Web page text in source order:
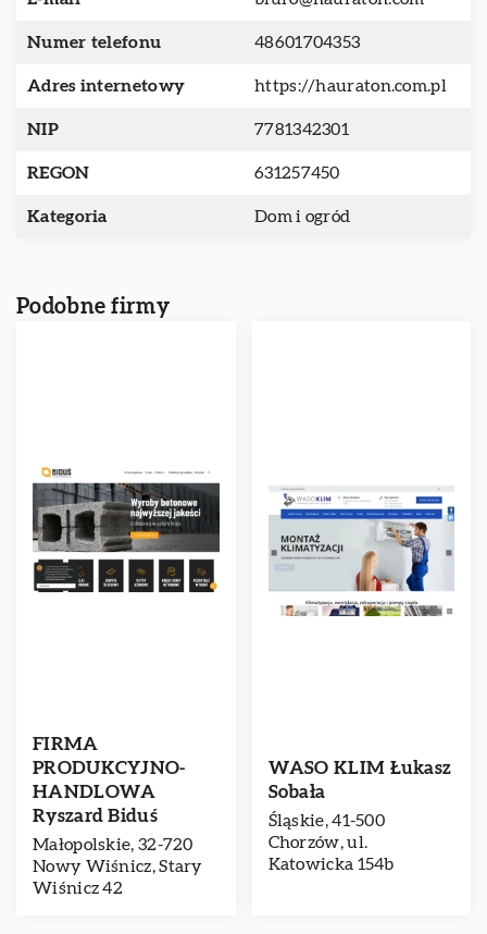
Numer telefonu 48601704353
Adres internetowy https://hauraton.com.pl
NIP 7781342301
REGON 631257450
Kategoria Dom i ogród
Podobne firmy
FIRMA
PRODUKCYJNO-
HANDLOWA
Ryszard Biduś
Małopolskie, 32-720
Nowy Wiśnicz, Stary
Wiśnicz 42
WASO KLIM Łukasz
Sobała
Śląskie, 41-500
Chorzów, ul.
Katowicka 154b